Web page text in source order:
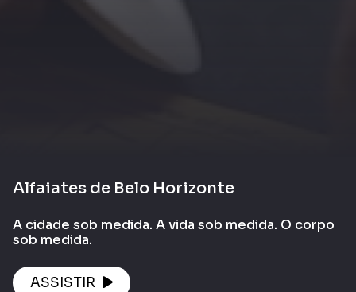
Alfaiates de Belo Horizonte
A cidade sob medida. A vida sob medida. O corpo
sob medida.
ASSISTIR